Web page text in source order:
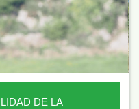
DE LA